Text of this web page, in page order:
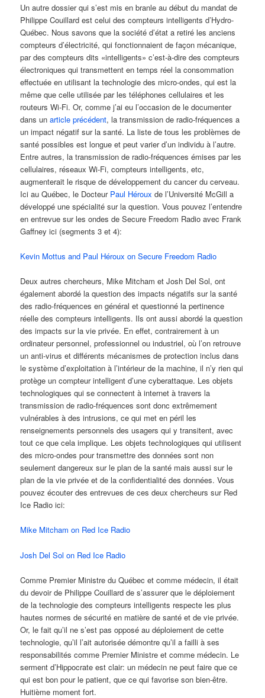
Un autre dossier qui s’est mis en branle au début du mandat de
Philippe Couillard est celui des compteurs intelligents d’Hydro-
Québec. Nous savons que la société d’état a retiré les anciens
compteurs d’électricité, qui fonctionnaient de façon mécanique,
par des compteurs dits «intelligents» c’est-à-dire des compteurs
électroniques qui transmettent en temps réel la consommation
effectuée en utilisant la technologie des micro-ondes, qui est la
même que celle utilisée par les téléphones cellulaires et les
routeurs Wi-Fi. Or, comme j’ai eu l’occasion de le documenter
dans unarticle précédent, la transmission de radio-fréquences a
un impact négatif sur la santé. La liste de tous les problèmes de
santé possibles est longue et peut varier d’un individu à l’autre.
Entre autres, la transmission de radio-fréquences émises par les
cellulaires, réseaux Wi-Fi, compteurs intelligents, etc,
augmenterait le risque de développement du cancer du cerveau.
Ici au Québec, le Docteur Paul Héroux de l’Université McGill a
développé une spécialité sur la question. Vous pouvez l’entendre
en entrevue sur les ondes de Secure Freedom Radio avec Frank
Gaffney ici (segments 3 et 4):
Kevin Mottus and Paul Héroux on Secure Freedom Radio
Deux autres chercheurs, Mike Mitcham et Josh Del Sol, ont
également abordé la question des impacts négatifs sur la santé
des radio-fréquences en général et questionné la pertinence
réelle des compteurs intelligents. Ils ont aussi abordé la question
des impacts sur la vie privée. En effet, contrairement à un
ordinateur personnel, professionnel ou industriel, où l’on retrouve
un anti-virus et différents mécanismes de protection inclus dans
le système d’exploitation à l’intérieur de la machine, il n’y rien qui
protège un compteur intelligent d’une cyberattaque. Les objets
technologiques qui se connectent à internet à travers la
transmission de radio-fréquences sont donc extrêmement
vulnérables à des intrusions, ce qui met en péril les
renseignements personnels des usagers qui y transitent, avec
tout ce que cela implique. Les objets technologiques qui utilisent
des micro-ondes pour transmettre des données sont non
seulement dangereux sur le plan de la santé mais aussi sur le
plan de la vie privée et de la confidentialité des données. Vous
pouvez écouter des entrevues de ces deux chercheurs sur Red
Ice Radio ici:
Mike Mitcham on Red Ice Radio
Josh Del Sol on Red Ice Radio
Comme Premier Ministre du Québec et comme médecin, il était
du devoir de Philippe Couillard de s’assurer que le déploiement
de la technologie des compteurs intelligents respecte les plus
hautes normes de sécurité en matière de santé et de vie privée.
Or, le fait qu’il ne s’est pas opposé au déploiement de cette
technologie, qu’il l’ait autorisée démontre qu’il a failli à ses
responsabilités comme Premier Ministre et comme médecin. Le
serment d’Hippocrate est clair: un médecin ne peut faire que ce
qui est bon pour le patient, que ce qui favorise son bien-être.
Huitième moment fort.